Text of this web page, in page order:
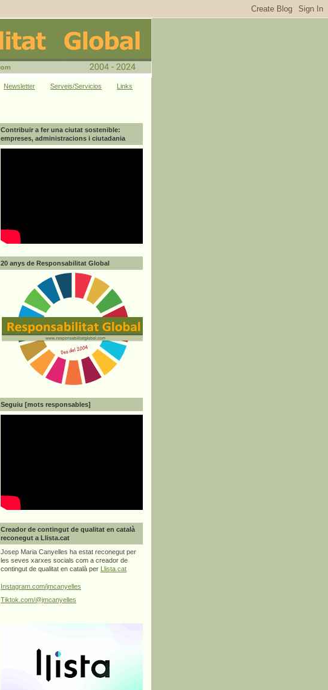
Newsletter Serveis/Servicios Links
Contribuir a fer una ciutat sostenible:
empreses, administracions i ciutadania
20 anys de Responsabilitat Global
Seguiu [mots responsables]
Creador de contingut de qualitat en català
reconegut a Llista.cat
Josep Maria Canyelles ha estat reconegut per
les seves xarxes socials com a creador de
contingut de qualitat en català per
Llista.cat
Instagram.com/jmcanyelles
Tiktok.com/@jmcanyelles